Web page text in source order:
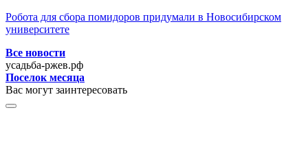
Робота для сбора помидоров придумали в Новосибирском
университете
Все новости
усадьба-ржев.рф
Поселок месяца
Вас могут заинтересовать